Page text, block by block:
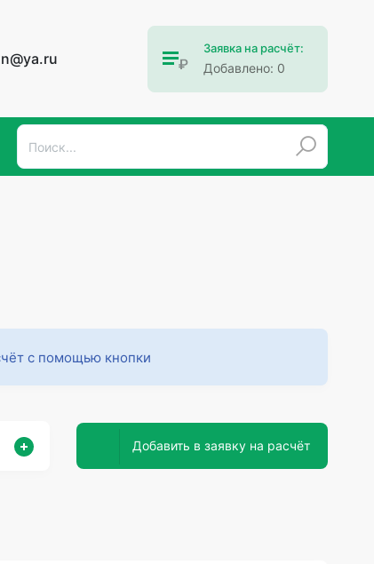
Заявка на расчёт:
Добавлено: 0
с помощью кнопки
Добавить в заявку на расчёт